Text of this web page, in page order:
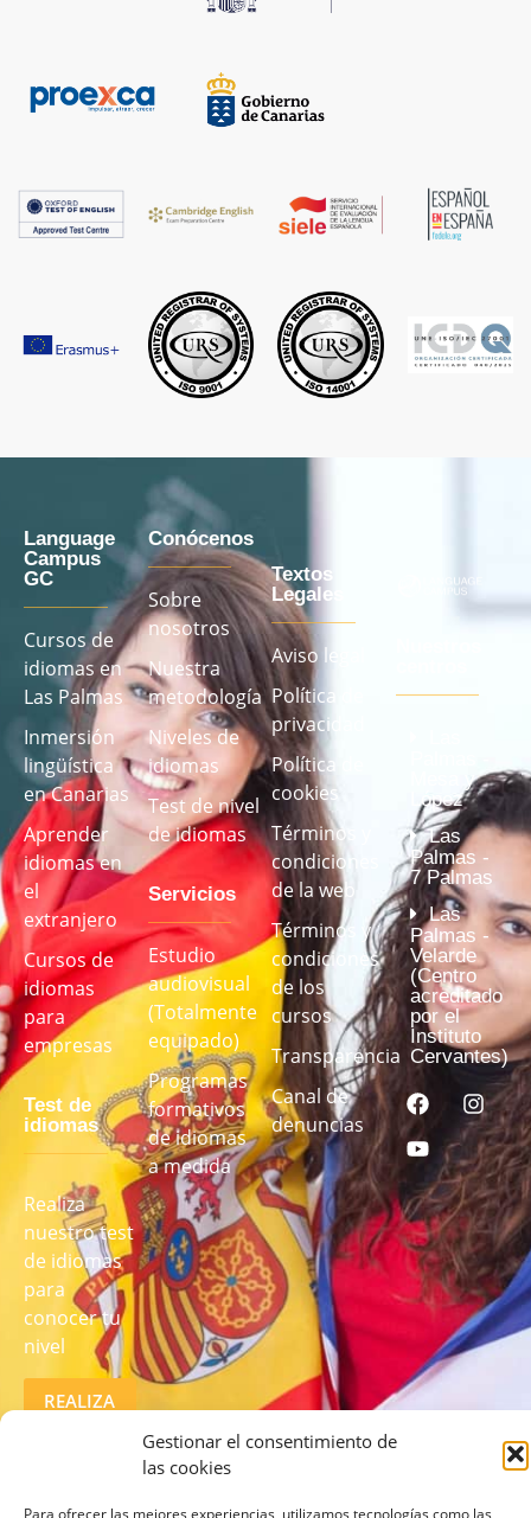
Gestionar el consentimiento de
las cookies
Para ofrecer las mejores experiencias, utilizamos tecnologías como las
Language
Campus
GC
Cursos de
idiomas en
Las Palmas
Inmersión
lingüística
en Canarias
Aprender
idiomas en
el
extranjero
Cursos de
idiomas
para
empresas
Test de
idiomas
Realiza
nuestro test
de idiomas
para
conocer tu
nivel
REALIZA
EL TEST
Conócenos
Sobre
nosotros
Nuestra
metodología
Niveles de
idiomas
Test de nivel
de idiomas
Servicios
Estudio
audiovisual
(Totalmente
equipado)
Programas
formativos
de idiomas
a medida
Textos
Legales
Aviso legal
Política de
privacidad
Política de
cookies
Términos y
condiciones
de la web
Términos y
condiciones
de los
cursos
Transparencia
Canal de
denuncias
Mesa y
López
Las
Palmas -
7 Palmas
Las
Palmas -
Velarde
(Centro
acreditado
por el
Instituto
Cervantes)